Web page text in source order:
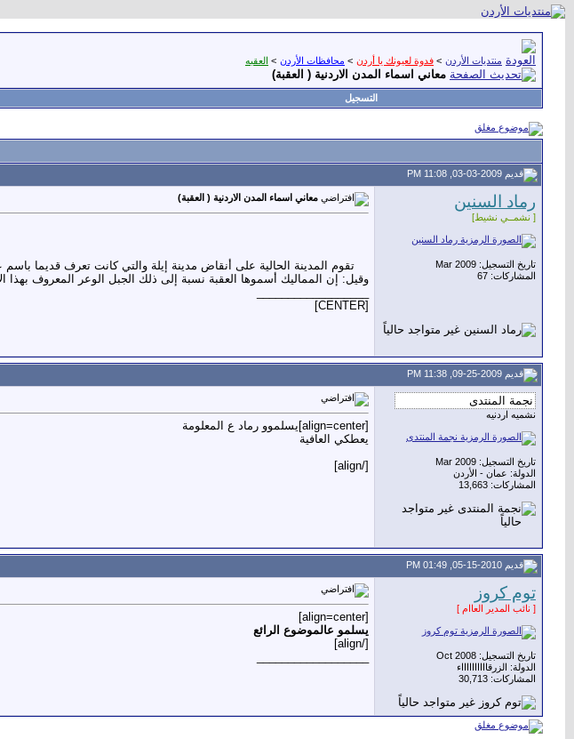
منتديات الأردن > فدوة لعيونك يا أردن > محافظات الأردن > العقبه
معاني اسماء المدن الاردنية ( العقبة)
التسجيل
رماد السنين
[ نشمــي نشيط]
تاريخ التسجيل: Mar 2009
المشاركات: 67
معاني اسماء المدن الاردنية ( العقبة)
تقوم المدينة الحالية على أنقاض مدينة إيلة والتي كانت تعرف قديما
وقيل: إن المماليك أسموها العقبة نسبة إلى ذلك الجبل الوعر المعروف
[CENTER]
نشميه اردنيه
تاريخ التسجيل: Mar 2009
الدولة: عمان - الأردن
المشاركات: 13,663
[align=center]يسلموو رماد ع المعلومة
يعطكي العافية
[/align]
توم كروز
[ نائب المدير العاام ]
تاريخ التسجيل: Oct 2008
الدولة: الزرقااااااااااء
المشاركات: 30,713
[align=center]
يسلمو عالموضوع الرائع
[/align]